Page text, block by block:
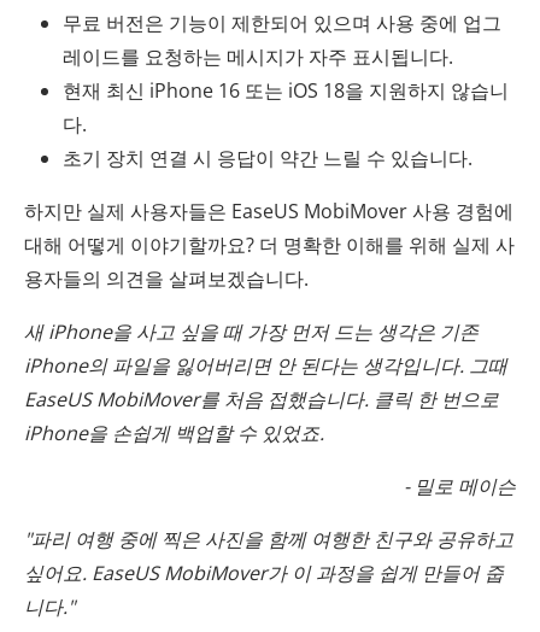
무료 버전은 기능이 제한되어 있으며 사용 중에 업그
레이드를 요청하는 메시지가 자주 표시됩니다.
현재 최신 iPhone 16 또는 iOS 18을 지원하지 않습니
다.
초기 장치 연결 시 응답이 약간 느릴 수 있습니다.
하지만 실제 사용자들은 EaseUS MobiMover 사용 경험에
대해 어떻게 이야기할까요? 더 명확한 이해를 위해 실제 사
용자들의 의견을 살펴보겠습니다.
새 iPhone을 사고 싶을 때 가장 먼저 드는 생각은 기존
iPhone의 파일을 잃어버리면 안 된다는 생각입니다. 그때
EaseUS MobiMover를 처음 접했습니다. 클릭 한 번으로
iPhone을 손쉽게 백업할 수 있었죠.
- 밀로 메이슨
"파리 여행 중에 찍은 사진을 함께 여행한 친구와 공유하고
싶어요. EaseUS MobiMover가 이 과정을 쉽게 만들어 줍
니다."